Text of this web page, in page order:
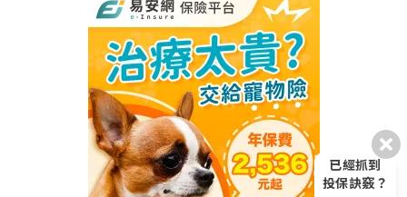
已經抓到
投保訣竅？